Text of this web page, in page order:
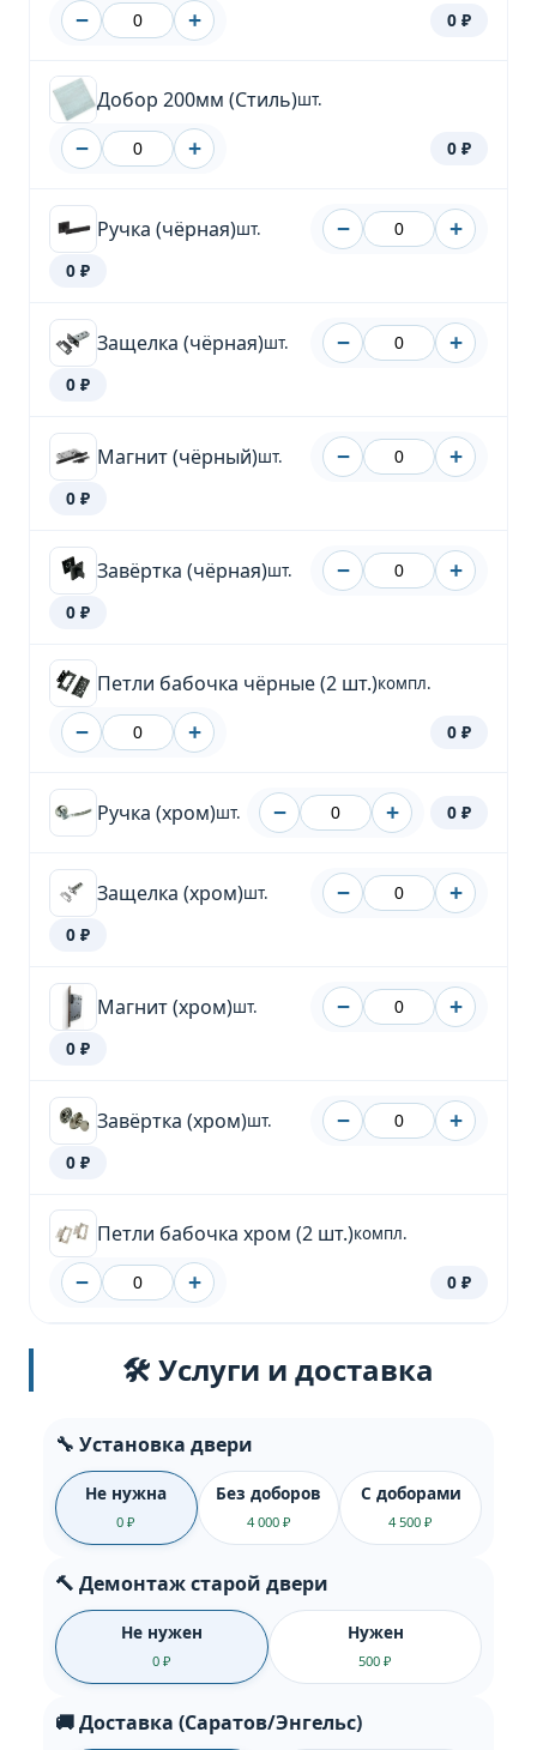
− + 0 ₽
Добор 200мм (Стиль)шт.
− + 0 ₽
Ручка (чёрная)шт. − +
0 ₽
Защелка (чёрная)шт. − +
0 ₽
Магнит (чёрный)шт. − +
0 ₽
Завёртка (чёрная)шт. − +
0 ₽
Петли бабочка чёрные (2 шт.)компл.
− + 0 ₽
Ручка (хром)шт. − + 0 ₽
Защелка (хром)шт. − +
0 ₽
Магнит (хром)шт. − +
0 ₽
Завёртка (хром)шт. − +
0 ₽
Петли бабочка хром (2 шт.)компл.
− + 0 ₽
🛠️ Услуги и доставка
🔧 Установка двери
Не нужна
0 ₽
Без доборов
4 000 ₽
С доборами
4 500 ₽
🔨 Демонтаж старой двери
Не нужен
0 ₽
Нужен
500 ₽
🚚 Доставка (Саратов/Энгельс)